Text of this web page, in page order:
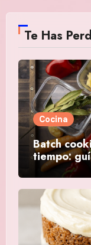
Te Has
Cocina
Batch
tiempo: